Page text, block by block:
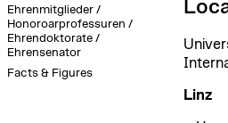
Ehrenmitglieder /
Honoroarprofessuren /
Ehrendoktorate /
Ehrensenator
Facts & Figures
Linz